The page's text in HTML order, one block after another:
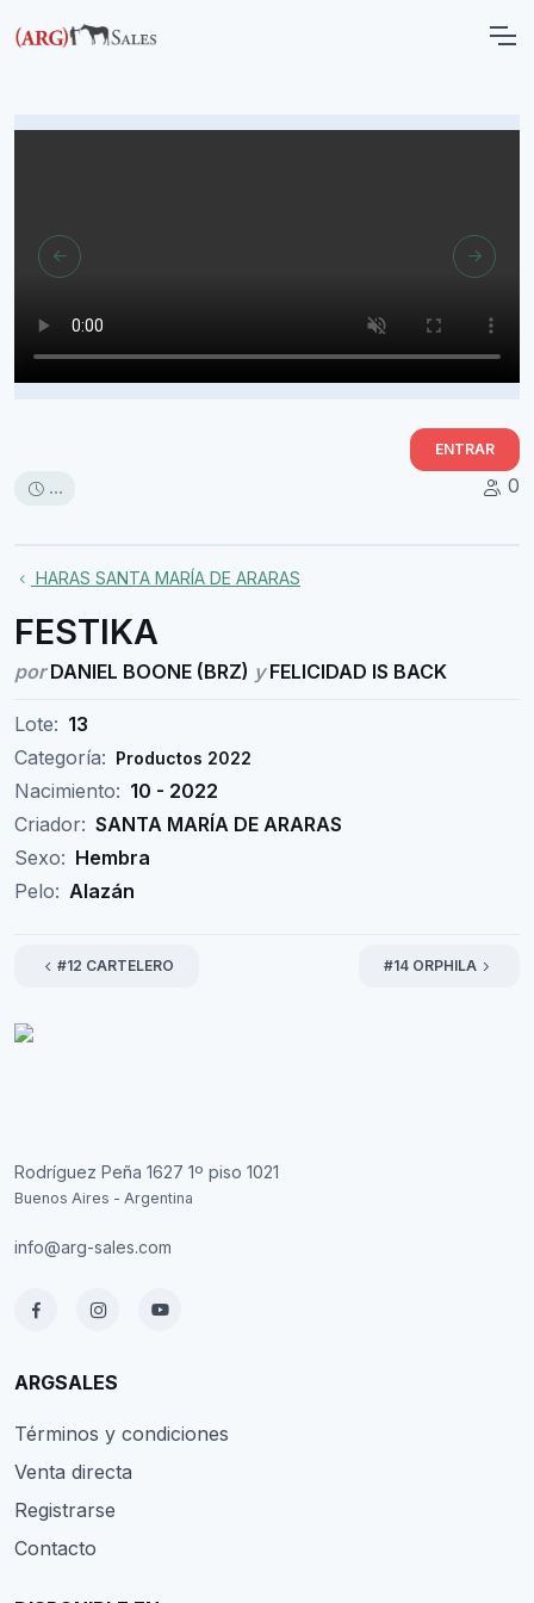
ENTRAR
... 0
HARAS SANTA MARÍA DE ARARAS
FESTIKA
porDANIEL BOONE (BRZ) yFELICIDAD IS BACK
Lote: 13
Categoría: Productos 2022
Nacimiento: 10 - 2022
Criador: SANTA MARÍA DE ARARAS
Sexo: Hembra
Pelo: Alazán
#12 CARTELERO #14 ORPHILA
Rodríguez Peña 1627 1º piso 1021
Buenos Aires - Argentina
info@arg-sales.com
ARGSALES
Términos y condiciones
Venta directa
Registrarse
Contacto